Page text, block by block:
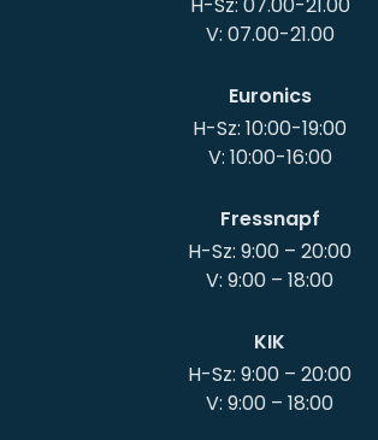
H-Sz: 07.00-21.00
V: 07.00-21.00
Euronics
H-Sz: 10:00-19:00
V: 10:00-16:00
Fressnapf
H-Sz: 9:00 – 20:00
KIK
H-Sz: 9:00 – 20:00